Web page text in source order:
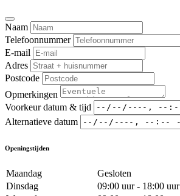
Naam
Telefoonnummer
E-mail
Adres
Postcode
Opmerkingen
Voorkeur datum & tijd
Alternatieve datum
Openingstijden
Maandag
Gesloten
Dinsdag
09:00 uur - 18:00 uur